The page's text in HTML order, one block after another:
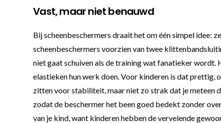
Vast, maar niet benauwd
Bij scheenbeschermers draait het om één simpel idee:
scheenbeschermers voorzien van twee
niet gaat schuiven als de training wat fanatieker wordt.
elastieken hun werk doen. Voor kinderen is dat
zitten voor stabiliteit, maar niet zo strak dat je meteen
zodat de beschermer het been goed bedekt zonder
van je kind, want kinderen hebben de vervelende